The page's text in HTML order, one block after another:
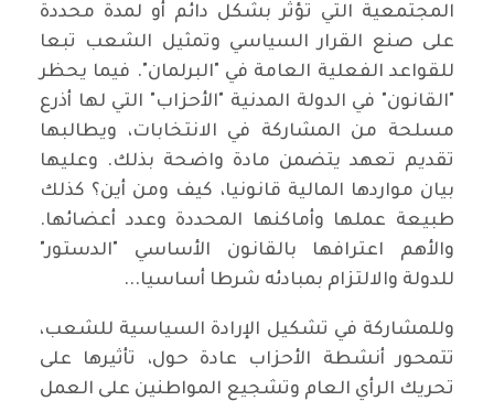
المجتمعية التي تؤثر بشكل دائم أو لمدة محددة
على صنع القرار السياسي وتمثيل الشعب تبعا
للقواعد الفعلية العامة في "البرلمان". فيما يحظر
"القانون" في الدولة المدنية "الأحزاب" التي لها أذرع
مسلحة من المشاركة في الانتخابات، ويطالبها
تقديم تعهد يتضمن مادة واضحة بذلك. وعليها
بيان مواردها المالية قانونيا، كيف ومن أين؟ كذلك
طبيعة عملها وأماكنها المحددة وعدد أعضائها.
والأهم اعترافها بالقانون الأساسي "الدستور"
للدولة والالتزام بمبادئه شرطا أساسيا...
وللمشاركة في تشكيل الإرادة السياسية للشعب،
تتمحور أنشطة الأحزاب عادة حول، تأثيرها على
تحريك الرأي العام وتشجيع المواطنين على العمل